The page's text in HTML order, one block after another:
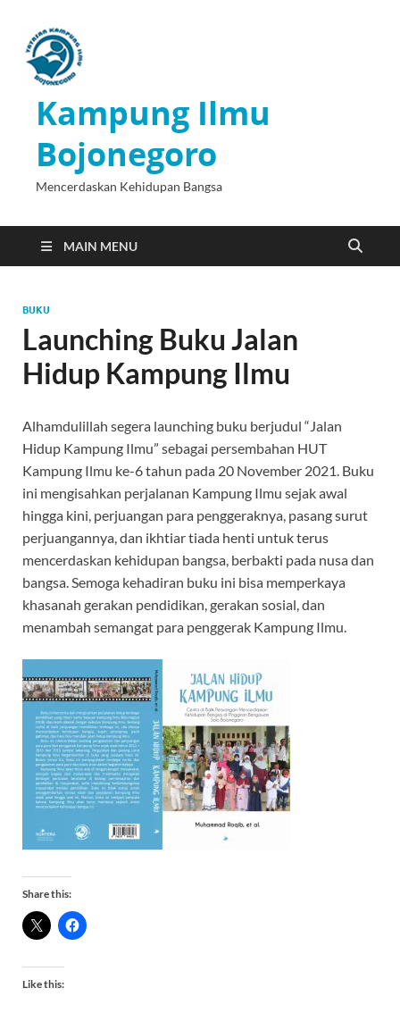
Kampung Ilmu
Bojonegoro
Mencerdaskan Kehidupan Bangsa
MAIN MENU
BUKU
Launching Buku Jalan
Hidup Kampung Ilmu
Alhamdulillah segera launching buku berjudul “Jalan
Hidup Kampung Ilmu” sebagai persembahan HUT
Kampung Ilmu ke-6 tahun pada 20 November 2021. Buku
ini mengisahkan perjalanan Kampung Ilmu sejak awal
hingga kini, perjuangan para penggeraknya, pasang surut
perjuangannya, dan ikhtiar tiada henti untuk terus
mencerdaskan kehidupan bangsa, berbakti pada nusa dan
bangsa. Semoga kehadiran buku ini bisa memperkaya
khasanah gerakan pendidikan, gerakan sosial, dan
menambah semangat para penggerak Kampung Ilmu.
Share this:
Like this: